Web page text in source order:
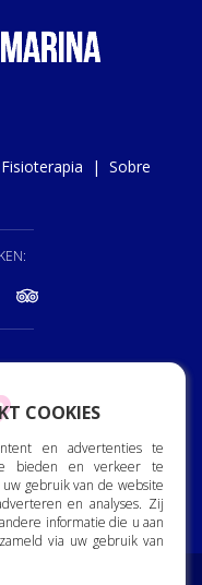
COOKIES
en advertenties te
te bieden en verkeer te
gebruik van de website
en analyses. Zij
informatie die u aan
via uw gebruik van
Fisioterapia | Sobre
35120